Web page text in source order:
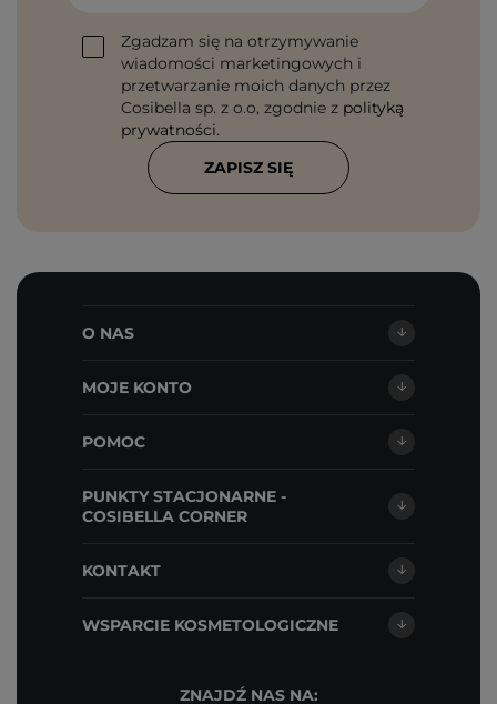
Zgadzam się na otrzymywanie
wiadomości marketingowych i
przetwarzanie moich danych przez
Cosibella sp. z o.o, zgodnie z polityką
prywatności.
ZAPISZ SIĘ
O NAS
MOJE KONTO
POMOC
PUNKTY STACJONARNE -
COSIBELLA CORNER
KONTAKT
WSPARCIE KOSMETOLOGICZNE
ZNAJDŹ NAS NA: